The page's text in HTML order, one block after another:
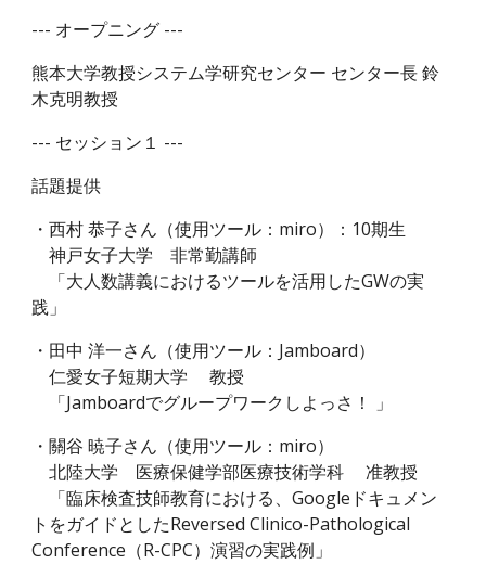
--- オープニング ---
熊本大学教授システム学研究センター センター長 鈴
木克明教授
--- セッション１ ---
話題提供
・西村 恭子さん（使用ツール：miro）：10期生
神戸女子大学 非常勤講師
「大人数講義におけるツールを活用したGWの実
践」
・田中 洋一さん（使用ツール：Jamboard）
仁愛女子短期大学 教授
「Jamboardでグループワークしよっさ！ 」
・關谷 暁子さん（使用ツール：miro）
北陸大学 医療保健学部医療技術学科 准教授
「臨床検査技師教育における、Googleドキュメン
トをガイドとしたReversed Clinico-Pathological
Conference（R-CPC）演習の実践例」